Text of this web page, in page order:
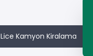
Lice Kamyon Kiralama